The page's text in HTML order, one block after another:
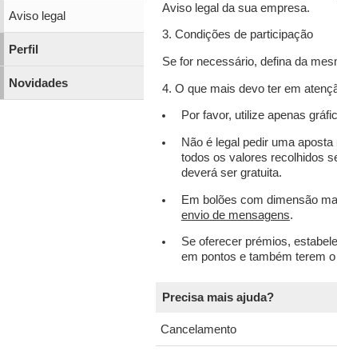
Aviso legal
Perfil
Novidades
Aviso legal da sua empresa.
3. Condições de participação
Se for necessário, defina da
4. O que mais devo ter em
Por favor, utilize apenas
Não é legal pedir uma
todos os valores recolhidos
deverá ser gratuita.
Em bolões com dimensão
envio de mensagens.
Se oferecer prémios,
em pontos e também terem
Precisa mais ajuda?
Cancelamento